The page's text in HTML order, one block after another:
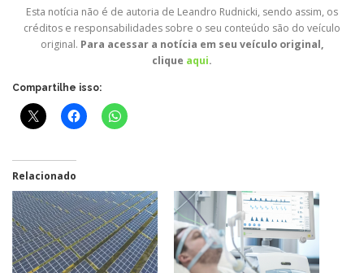
Esta notícia não é de autoria de Leandro Rudnicki, sendo assim, os
créditos e responsabilidades sobre o seu conteúdo são do veículo
original. Para acessar a notícia em seu veículo original,
clique aqui.
Compartilhe isso:
Relacionado